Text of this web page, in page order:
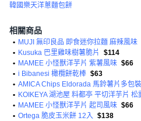
韓國樂天洋蔥麵包餅
相關商品
• MUJI 無印良品 即食迷你拉麵 麻辣風味
• Kusuka 巴里雞味樹薯脆片
$114
• MAMEE 小怪獸洋芋片 紫薯風味 $66
• i Bibanesi 橄欖餅乾棒 $63
• AMICA Chips Eldorada 馬鈴薯片多包裝
• KOIKEYA 湖池屋 料都亭 平切洋芋片 松
• MAMEE 小怪獸洋芋片 起司風味 $66
• Ortega 脆皮玉米餅 12入 $138